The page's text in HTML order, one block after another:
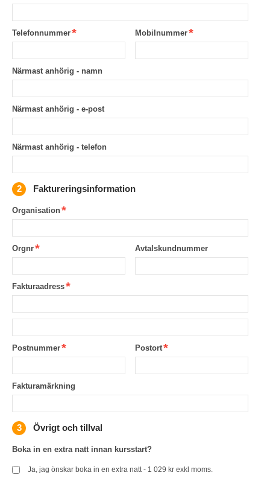
Telefonnummer Mobilnummer
Närmast anhörig - namn
Närmast anhörig - e-post
Närmast anhörig - telefon
Faktureringsinformation
Organisation
Orgnr Avtalskundnummer
Fakturaadress
Postnummer Postort
Fakturamärkning
Övrigt och tillval
Boka in en extra natt innan kursstart?
Ja, jag önskar boka in en extra natt - 1 029 kr exkl moms.